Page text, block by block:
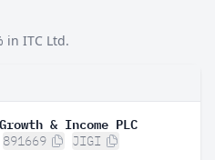
in ITC Ltd.
& Income PLC
891669 JIGI